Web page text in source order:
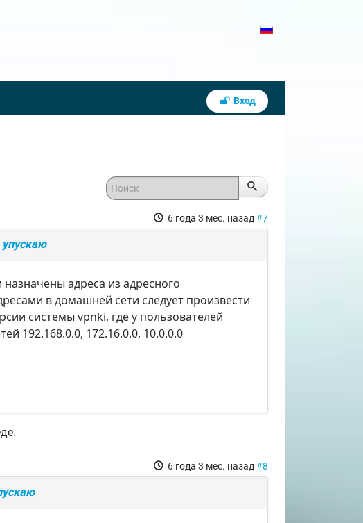
Вход
6 года 3 мес. назад #7
адреса из адресного
в домашней сети следует произвести
системы vpnki, где у пользователей
192.168.0.0, 172.16.0.0, 10.0.0.0
6 года 3 мес. назад #8